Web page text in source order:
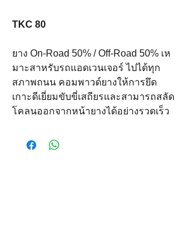
TKC 80
ยาง On-Road 50% / Off-Road 50% เห
มาะสาหรับรถแอดเวนเจอร์ ไปได้ทุก
สภาพถนน คอมพาวด์ยางให้การยึด
เกาะดีเยี่ยมขับขี่เสถียรและสามารถสลัด
โคลนออกจากหน้ายางได้อย่างรวดเร็ว